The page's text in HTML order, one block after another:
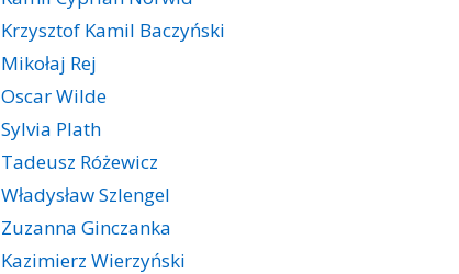
Krzysztof Kamil Baczyński
Mikołaj Rej
Oscar Wilde
Sylvia Plath
Tadeusz Różewicz
Władysław Szlengel
Zuzanna Ginczanka
Kazimierz Wierzyński